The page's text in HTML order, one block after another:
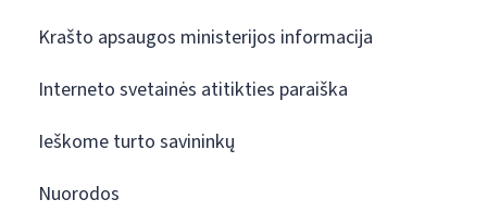
Krašto apsaugos ministerijos informacija
Interneto svetainės atitikties paraiška
Ieškome turto savininkų
Nuorodos